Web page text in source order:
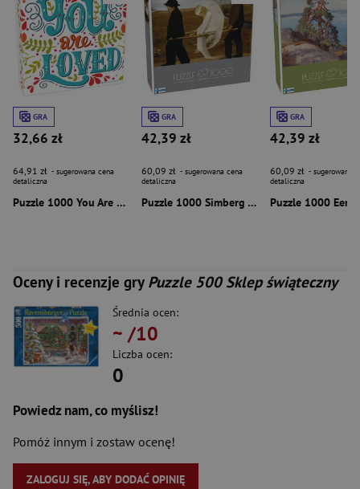
GRA
32,66 zł
64,91 zł - sugerowana cena
detaliczna
Puzzle 1000 You Are Loved 58244
GRA
42,39 zł
60,09 zł - sugerowana cena
detaliczna
Puzzle 1000 Simberg The Wounded Angel 58693
GRA
42,39 zł
60,09 zł - sugerowana
detaliczna
Oceny i recenzje gry Puzzle 500 Sklep świąteczny
Średnia ocen:
~ /10
Liczba ocen:
0
Powiedz nam, co myślisz!
Pomóż innym i zostaw ocenę!
ZALOGUJ SIĘ, ABY DODAĆ OPINIĘ